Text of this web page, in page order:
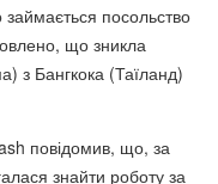
посольство
що зникла
з Бангкока (Таїланд)
повідомив, що, за
знайти роботу за